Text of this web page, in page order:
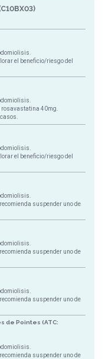
el beneficio/riesgo del
40mg.
el beneficio/riesgo del
suspender uno de
suspender uno de
suspender uno de
de Pointes (ATC:
suspender uno de